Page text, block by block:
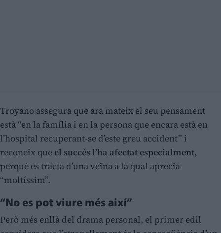
Troyano assegura que ara mateix el seu pensament
està “en la família i en la persona que encara està en
l’hospital recuperant-se d’este greu accident” i
reconeix que el succés l’ha afectat especialment,
perquè es tracta d’una veïna a la qual aprecia
“moltíssim”.
“No es pot viure més així”
Però més enllà del drama personal, el primer edil